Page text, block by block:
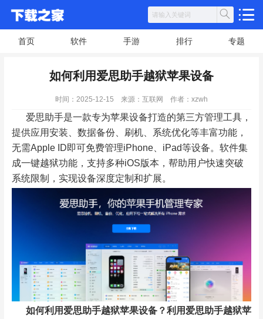
首页 软件 手游 排行 专题
如何利用爱思助手越狱苹果设备​
时间：2025-12-15 来源：互联网 作者：xzwh
爱思助手是一款专为苹果设备打造的第三方管理工具，
提供应用安装、数据备份、刷机、系统优化等丰富功能，
无需Apple ID即可免费管理iPhone、iPad等设备。软件集
成一键越狱功能，支持多种iOS版本，帮助用户快速突破
系统限制，实现设备深度定制和扩展。
如何利用爱思助手越狱苹果设备？利用爱思助手越狱苹